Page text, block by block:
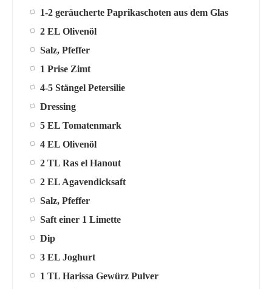
1-2 geräucherte Paprikaschoten aus dem Glas
2 EL Olivenöl
Salz, Pfeffer
1 Prise Zimt
4-5 Stängel Petersilie
Dressing
5 EL Tomatenmark
4 EL Olivenöl
2 TL Ras el Hanout
2 EL Agavendicksaft
Salz, Pfeffer
Saft einer 1 Limette
Dip
3 EL Joghurt
1 TL Harissa Gewürz Pulver